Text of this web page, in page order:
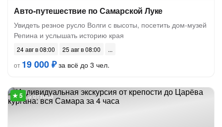
Авто-путешествие по Самарской Луке
Увидеть резное русло Волги с высоты, посетить дом-музей
Репина и услышать историю края
24 авг в 08:00
25 авг в 08:00
от 19 000 ₽за всё до 3 чел.
3 отзыва